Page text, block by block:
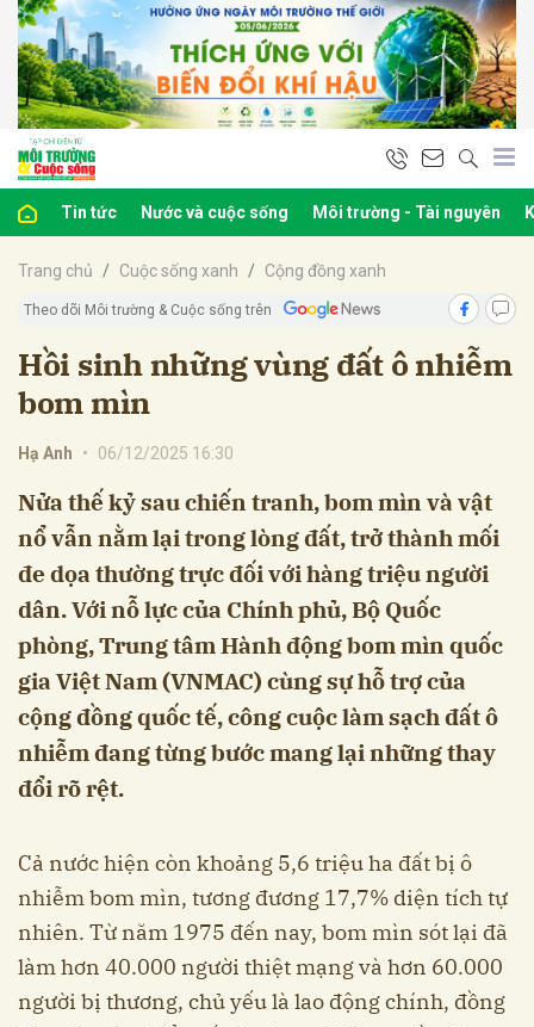
Tin tức Nước và cuộc sống Môi trường - Tài nguyên
Trang chủ Cuộc sống xanh Cộng đồng xanh
Theo dõi Môi trường & Cuộc sống trên
Hồi sinh những vùng đất ô nhiễm
bom mìn
Hạ Anh • 06/12/2025 16:30
Nửa thế kỷ sau chiến tranh, bom mìn và vật
nổ vẫn nằm lại trong lòng đất, trở thành mối
đe dọa thường trực đối với hàng triệu người
dân. Với nỗ lực của Chính phủ, Bộ Quốc
phòng, Trung tâm Hành động bom mìn quốc
gia Việt Nam (VNMAC) cùng sự hỗ trợ của
cộng đồng quốc tế, công cuộc làm sạch đất ô
nhiễm đang từng bước mang lại những thay
đổi rõ rệt.
Cả nước hiện còn khoảng 5,6 triệu ha đất bị ô
nhiễm bom mìn, tương đương 17,7% diện tích tự
nhiên. Từ năm 1975 đến nay, bom mìn sót lại đã
làm hơn 40.000 người thiệt mạng và hơn 60.000
người bị thương, chủ yếu là lao động chính, đồng
luận